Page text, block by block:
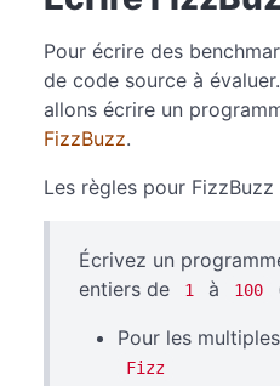
Pour écrire des
de code source à
allons écrire un
FizzBuzz.
Les règles pour
Écrivez un
entiers de
1 à 100
Pour les
Fizz